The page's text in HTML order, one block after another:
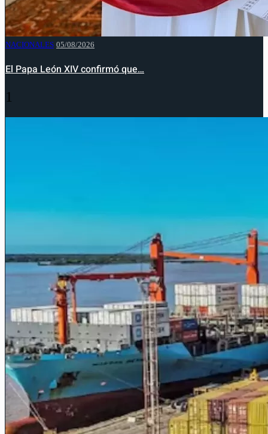
NACIONALES 05/08/2026
El Papa León XIV confirmó que…
1